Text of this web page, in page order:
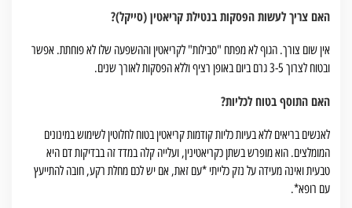
האם צריך לעשות הפסקות בנטילת קריאטין (סייקל)?
אין שום צורך. הגוף לא מפתח "סבילות" לקריאטין וההשפעה שלו לא פוחתת. אפשר
ובטוח לצרוך 3-5 גרם ביום באופן רציף וללא הפסקות לאורך שנים.
האם התוסף בטוח לכליות?
לאנשים בריאים ללא בעיות כליות קודמות קריאטין בטוח לחלוטין לשימוש במינונים
המומלצים. הוא מופרש בשתן כקריאטינין, ועלייה קלה במדד זה בבדיקות דם היא
טבעית ואינה מעידה על נזק כלייתי *עם זאת, אם יש לכם מחלת רקע, חובה להתייעץ
עם רופא*.